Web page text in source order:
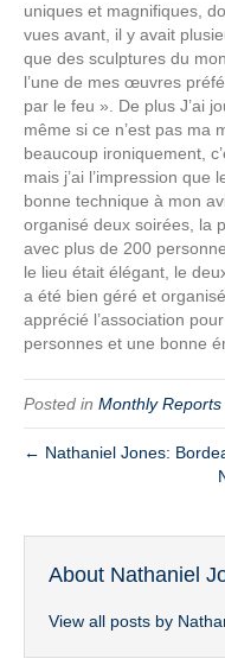
uniques et magnifiques,
vues avant, il y avait
que des sculptures du
l’une de mes œuvres
par le feu ». De plus J’ai
même si ce n’est pas ma
beaucoup ironiquement,
mais j’ai l’impression
bonne technique à mon
organisé deux soirées, la
avec plus de 200
le lieu était élégant, le
a été bien géré et
apprécié l’association
personnes et une bonne
Posted in Monthly Reports
← Nathaniel Jones:
About Nathaniel
View all posts by